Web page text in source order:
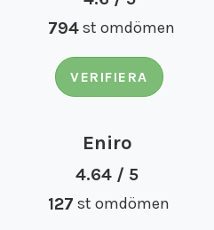
Flyttfirma Tumba
Flyttfirma Tyresö
Flyttfirma Vimmerby
Flyttfirma Vingåker
Flyttfirma Åkers Styckebruk
Flyttfirma Åtvidaberg
Flyttfirma Ödeshög
794 st omdömen
VERIFIERA
Eniro
4.64 / 5
127 st omdömen